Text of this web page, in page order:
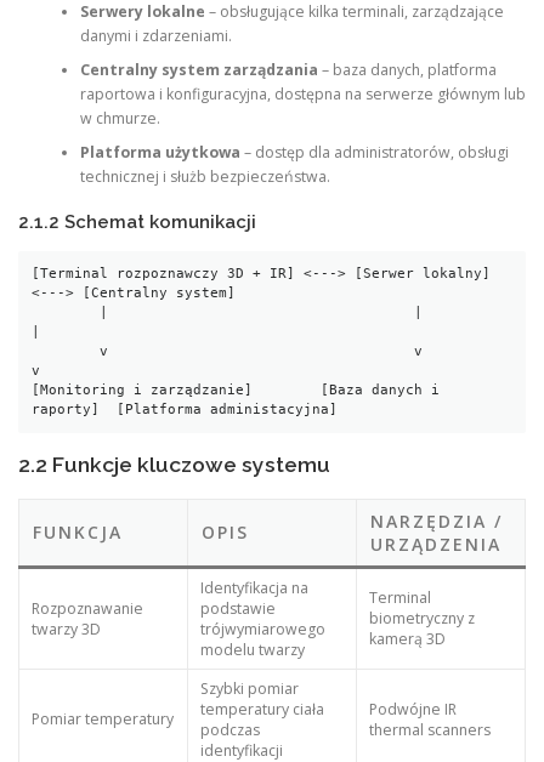
Serwery lokalne – obsługujące kilka terminali, zarządzające
danymi i zdarzeniami.
Centralny system zarządzania – baza danych, platforma
raportowa i konfiguracyjna, dostępna na serwerze głównym lub
w chmurze.
Platforma użytkowa – dostęp dla administratorów, obsługi
technicznej i służb bezpieczeństwa.
2.1.2 Schemat komunikacji
[Terminal rozpoznawczy 3D + IR] <---> [Serwer lokalny]
<---> [Centralny system]
        v                                    v
v
[Monitoring i zarządzanie]        [Baza danych i
raporty]  [Platforma administacyjna]
2.2 Funkcje kluczowe systemu
FUNKCJA OPIS
NARZĘDZIA /
URZĄDZENIA
Rozpoznawanie
twarzy 3D
Identyfikacja na
podstawie
trójwymiarowego
modelu twarzy
Terminal
biometryczny z
kamerą 3D
Pomiar temperatury
Szybki pomiar
temperatury ciała
podczas
identyfikacji
Podwójne IR
thermal scanners